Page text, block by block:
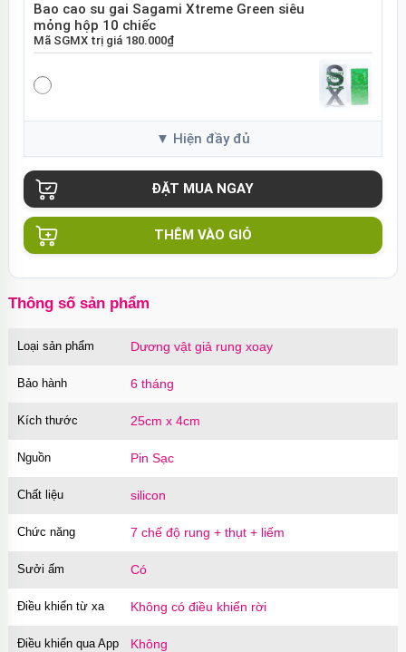
Bao cao su gai Sagami Xtreme Green siêu
mỏng hộp 10 chiếc
Mã SGMXtrị giá 180.000₫
Bao cao su Sagami Xtreme White Nhật Bản
MãSGMEtrị giá120.000₫
Bao cao su Sagami Xtreme siêu mỏng hộp
10 chiếc Nhật Bản
Củ sạc Hoco Mini Travel Charger 10.5W
MãHOCO 90.000₫
THÊM VÀO GIỎ
Thông số sản phẩm
Loại sản phẩm Dương vật giả rung xoay
Bảo hành 6 tháng
Kích thước 25cm x 4cm
Nguồn Pin Sạc
Chất liệu silicon
Chức năng 7 chế độ rung + thụt + liếm
Sưởi ấm Có
Điều khiển từ xa Không có điều khiển rời
Điều khiển qua App Không